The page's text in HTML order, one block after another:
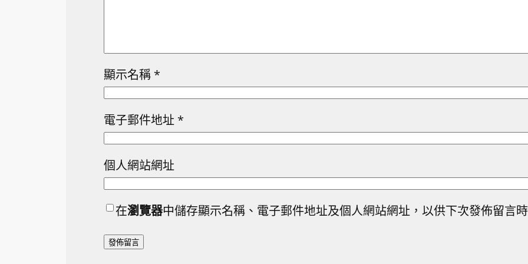
顯示名稱 *
電子郵件地址 *
個人網站網址
在瀏覽器中儲存顯示名稱、電子郵件地址及個人網站網址，以供下次發佈留言